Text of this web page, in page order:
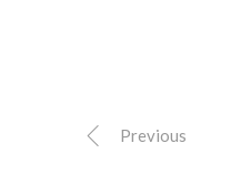
Previous